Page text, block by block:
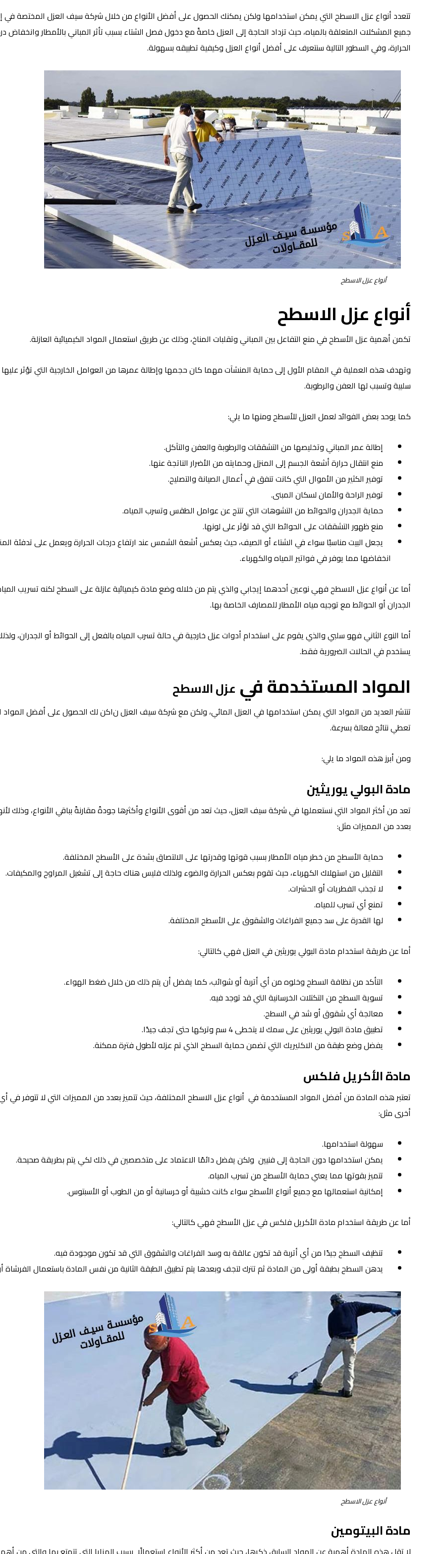
تتعدد أنواع عزل الاسطح التي يمكن استخدامها ولكن يمكنك الحصول على أفضل الأنواع من خلال شركة سيف العزل المختصة في
جميع المشكلات المتعلقة بالمياه، حيث تزداد الحاجة إلى العزل خاصةً مع دخول فصل الشتاء بسبب تأثر المباني بالأمطار وانخفاض
الحرارة، وفي السطور التالية سنتعرف على أفضل أنواع العزل وكيفية تطبيقه بسهولة.
أنواع عزل الاسطح
أنواع عزل الاسطح
تكمن أهمية عزل الأسطح في منع التفاعل بين المباني وتقلبات المناخ، وذلك عن طريق استعمال المواد الكيميائية العازلة.
وتهدف هذه العملية في المقام الأول إلى حماية المنشآت مهما كان حجمها وإطالة عمرها من العوامل الخارجية التي تؤثر
سلبية وتسبب لها العفن والرطوبة.
كما يوحد بعض الفوائد لعمل العزل للأسطح ومنها ما يلي:
إطالة عمر المباني وتخليصها من التشققات والرطوبة والعفن والتآكل.
منع انتقال حرارة أشعة الجسم إلى المنزل وحمايته من الأضرار الناتجة عنها.
توفير الكثير من الأموال التي كانت تنفق في أعمال الصيانة والتصليح.
توفير الراحة والأمان لسكان المبنى.
حماية الجدران والحوائط من التشوهات التي تنتج عن عوامل الطقس وتسرب المياه.
منع ظهور التشققات على الحوائط التي قد تؤثر على لونها.
يجعل البيت مناسبًا سواء في الشتاء أو الصيف، حيث يعكس أشعة الشمس عند ارتفاع درجات الحرارة ويعمل على تدفئة
انخفاضها مما يوفر في فواتير المياه والكهرباء.
أما عن أنواع عزل الاسطح فهي نوعين أحدهما إيجابي والذي يتم من خلاله وضع مادة كيميائية عازلة على السطح لكنه تسريب
الجدران أو الحوائط مع توجيه مياه الأمطار للمصارف الخاصة بها.
أما النوع الثاني فهو سلبي والذي يقوم على استخدام أدوات عزل خارجية في حالة تسرب المياه بالفعل إلى الحوائط أو الجدران،
يستخدم في الحالات الضرورية فقط.
المواد المستخدمة في عزل الاسطح
تنتشر العديد من المواد التي يمكن استخدامها في العزل المائي، ولكن مع شركة سيف العزل ن١كن لك الحصول على
تعطي نتائج فعالة بسرعة.
ومن أبرز هذه المواد ما يلي:
مادة البولي يوريثين
تعد من أكثر المواد التي نستعملها في شركة سيف العزل، حيث تعد من أقوى الأنواع وأكثرها جودةً مقارنةً بباقي الأنواع، وذلك
بعدد من المميزات مثل:
حماية الأسطح من خطر مياه الأمطار بسبب قوتها وقدرتها على الالتصاق بشدة على الأسطح المختلفة.
التقليل من استهلاك الكهرباء، حيث تقوم بعكس الحرارة والضوء ولذلك فليس هناك حاجة إلى تشغيل المراوح والمكيفات.
لا تجذب الفطريات أو الحشرات.
تمنع أي تسرب للمياه.
لها القدرة على سد جميع الفراغات والشقوق على الأسطح المختلفة.
أما عن طريقة استخدام مادة البولي يوريثين في العزل فهي كالتالي:
التأكد من نظافة السطح وخلوه من أي أتربة أو شوائب، كما يفضل أن يتم ذلك من خلال ضغط الهواء.
تسوية السطح من التكتلات الخرسانية التي قد توجد فيه.
معالجة أي شقوق أو شد في السطح.
تطبيق مادة البولي يوريثين على سمك لا يتخطى 4 سم وتركها حتى تجف جيدًا.
يفضل وضع طبقة من الاكليريك التي تضمن حماية السطح الذي تم عزله لأطول فترة ممكنة.
مادة الأكريل فلكس
تعتبر هذه المادة من أفضل المواد المستخدمة في أنواع عزل الاسطح المختلفة، حيث تتميز بعدد من المميزات التي لا تتوفر في
أخرى مثل:
سهولة استخدامها.
يمكن استخدامها دون الحاجة إلى فنيين ولكن يفضل دائمًا الاعتماد على متخصصين في ذلك لكي يتم بطريقة صحيحة.
تتميز بقوتها مما يعني حماية الأسطح من تسرب المياه.
إمكانية استعمالها مع جميع أنواع الأسطح سواء كانت خشبية أو خرسانية أو من الطوب أو الأسبتوس.
أما عن طريقة استخدام مادة الأكريل فلكس في عزل الأسطح فهي كالتالي:
تنظيف السطح جيدًا من أي أتربة قد تكون عالقة به وسد الفراغات والشقوق التي قد تكون موجودة فيه.
يدهن السطح بطبقة أولى من المادة ثم تترك لتجف وبعدها يتم تطبيق الطبقة الثانية من نفس المادة باستعمال الفرشاة
أنواع عزل الاسطح
مادة البيتومين